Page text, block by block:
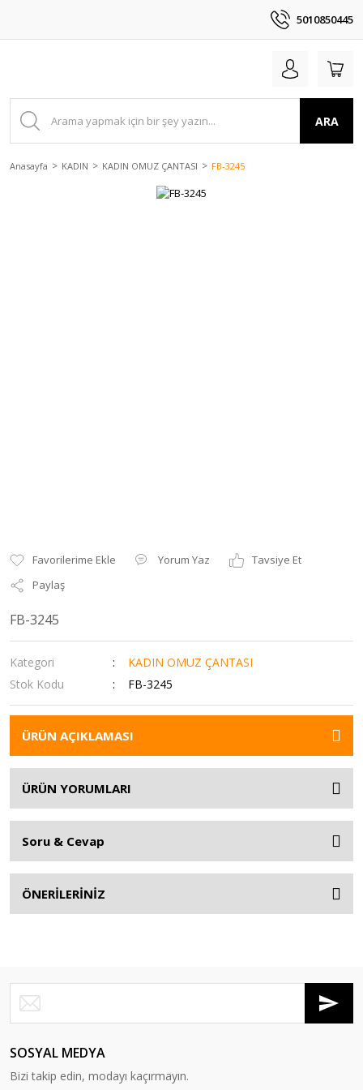
5010850445
ARA
Anasayfa KADIN KADIN OMUZ ÇANTASI FB-3245
Yorum Yaz
Tavsiye Et
Paylaş
FB-3245
Kategori
KADIN OMUZ ÇANTASI
Stok Kodu
FB-3245
ÜRÜN AÇIKLAMASI
ÜRÜN YORUMLARI
Soru & Cevap
ÖNERİLERİNİZ
SOSYAL MEDYA
Bizi takip edin, modayı kaçırmayın.